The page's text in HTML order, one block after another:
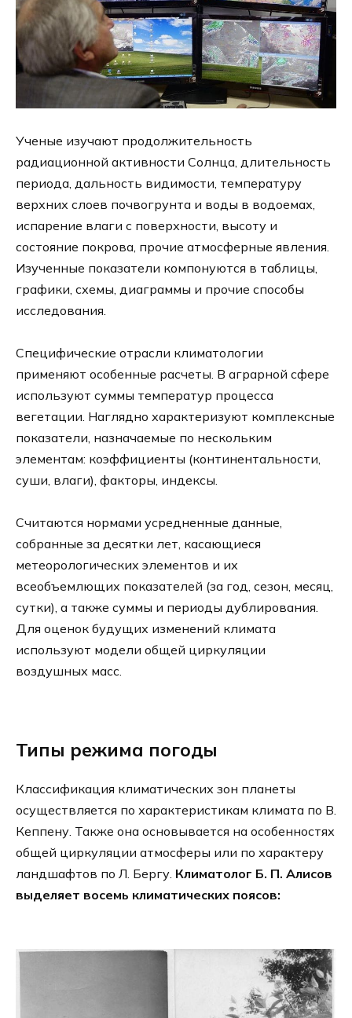
Ученые изучают продолжительность
радиационной активности Солнца, длительность
периода, дальность видимости, температуру
верхних слоев почвогрунта и воды в водоемах,
испарение влаги с поверхности, высоту и
состояние покрова, прочие атмосферные явления.
Изученные показатели компонуются в таблицы,
графики, схемы, диаграммы и прочие способы
исследования.
Специфические отрасли климатологии
применяют особенные расчеты. В аграрной сфере
используют суммы температур процесса
вегетации. Наглядно характеризуют комплексные
показатели, назначаемые по нескольким
элементам: коэффициенты (континентальности,
суши, влаги), факторы, индексы.
Считаются нормами усредненные данные,
собранные за десятки лет, касающиеся
метеорологических элементов и их
всеобъемлющих показателей (за год, сезон, месяц,
сутки), а также суммы и периоды дублирования.
Для оценок будущих изменений климата
используют модели общей циркуляции
воздушных масс.
Типы режима погоды
Классификация климатических зон планеты
осуществляется по характеристикам климата по В.
Кеппену. Также она основывается на особенностях
общей циркуляции атмосферы или по характеру
ландшафтов по Л. Бергу. Климатолог Б. П. Алисов
выделяет восемь климатических поясов: